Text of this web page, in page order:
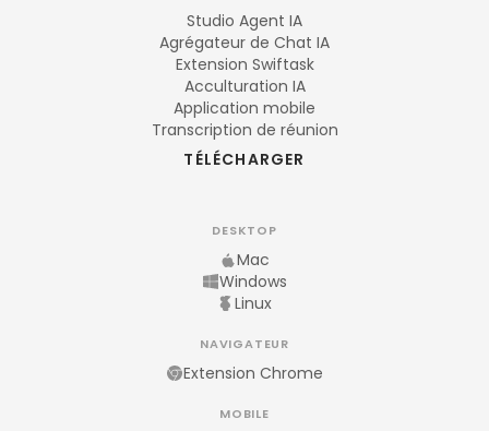
Studio Agent IA
Agrégateur de Chat IA
Extension Swiftask
Acculturation IA
Application mobile
Transcription de réunion
TÉLÉCHARGER
DESKTOP
Mac
Windows
Linux
NAVIGATEUR
Extension Chrome
MOBILE